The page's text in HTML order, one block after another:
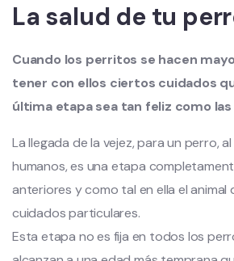
La salud de tu
Cuando los perritos se hacen
tener con ellos ciertos cuidados
última etapa sea tan feliz como
La llegada de la vejez, para un perro,
humanos, es una etapa
anteriores y como tal en ella el
cuidados particulares.
Esta etapa no es fija en todos los